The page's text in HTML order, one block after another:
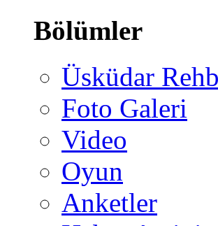
Bölümler
Üsküdar
Foto Galeri
Video
Oyun
Anketler